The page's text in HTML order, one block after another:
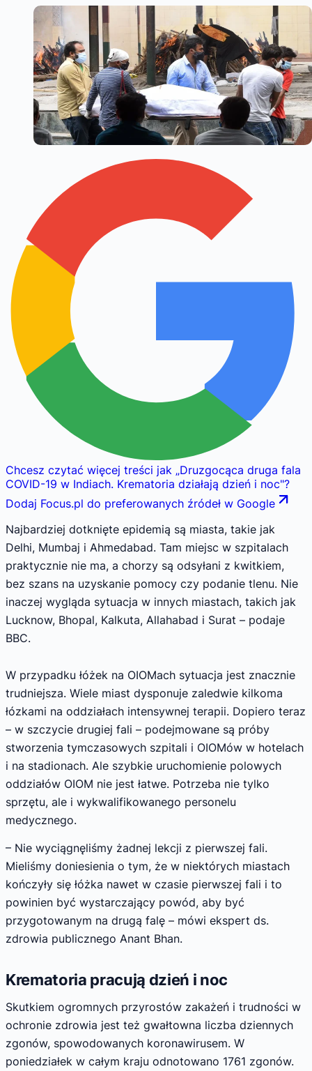
Chcesz czytać więcej treści jak „Druzgocąca druga fala
COVID-19 w Indiach. Krematoria działają dzień i noc"?
Dodaj Focus.pl do preferowanych źródeł w Google
Najbardziej dotknięte epidemią są miasta, takie jak
Delhi, Mumbaj i Ahmedabad. Tam miejsc w szpitalach
praktycznie nie ma, a chorzy są odsyłani z kwitkiem,
bez szans na uzyskanie pomocy czy podanie tlenu. Nie
inaczej wygląda sytuacja w innych miastach, takich jak
Lucknow, Bhopal, Kalkuta, Allahabad i Surat – podaje
BBC.
W przypadku łóżek na OIOMach sytuacja jest znacznie
trudniejsza. Wiele miast dysponuje zaledwie kilkoma
łózkami na oddziałach intensywnej terapii. Dopiero teraz
– w szczycie drugiej fali – podejmowane są próby
stworzenia tymczasowych szpitali i OIOMów w hotelach
i na stadionach. Ale szybkie uruchomienie polowych
oddziałów OIOM nie jest łatwe. Potrzeba nie tylko
sprzętu, ale i wykwalifikowanego personelu
medycznego.
– Nie wyciągnęliśmy żadnej lekcji z pierwszej fali.
Mieliśmy doniesienia o tym, że w niektórych miastach
kończyły się łóżka nawet w czasie pierwszej fali i to
powinien być wystarczający powód, aby być
przygotowanym na drugą falę – mówi ekspert ds.
zdrowia publicznego Anant Bhan.
Krematoria pracują dzień i noc
Skutkiem ogromnych przyrostów zakażeń i trudności w
ochronie zdrowia jest też gwałtowna liczba dziennych
zgonów, spowodowanych koronawirusem. W
poniedziałek w całym kraju odnotowano 1761 zgonów.